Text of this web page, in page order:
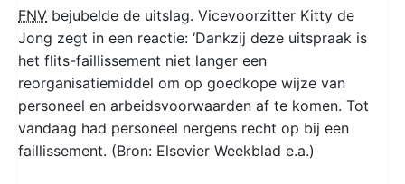
FNV bejubelde de uitslag. Vicevoorzitter Kitty de
Jong zegt in een reactie: ‘Dankzij deze uitspraak is
het flits-faillissement niet langer een
reorganisatiemiddel om op goedkope wijze van
personeel en arbeidsvoorwaarden af te komen. Tot
vandaag had personeel nergens recht op bij een
faillissement. (Bron: Elsevier Weekblad e.a.)